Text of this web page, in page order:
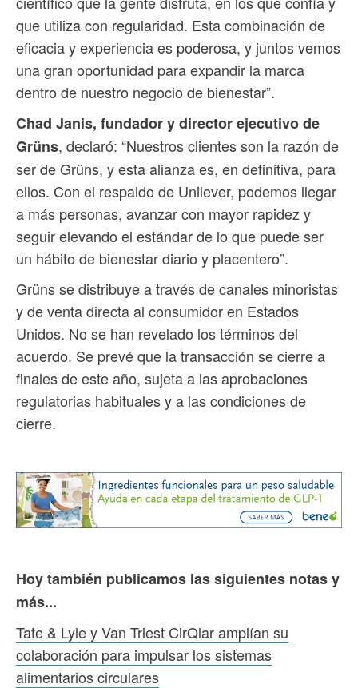
que utiliza con regularidad. Esta combinación de
eficacia y experiencia es poderosa, y juntos vemos
una gran oportunidad para expandir la marca
dentro de nuestro negocio de bienestar”.
Chad Janis, fundador y director ejecutivo de
Grüns, declaró: “Nuestros clientes son la razón de
ser de Grüns, y esta alianza es, en definitiva, para
ellos. Con el respaldo de Unilever, podemos llegar
a más personas, avanzar con mayor rapidez y
seguir elevando el estándar de lo que puede ser
un hábito de bienestar diario y placentero”.
Grüns se distribuye a través de canales minoristas
y de venta directa al consumidor en Estados
Unidos. No se han revelado los términos del
acuerdo. Se prevé que la transacción se cierre a
finales de este año, sujeta a las aprobaciones
regulatorias habituales y a las condiciones de
cierre.
Hoy también publicamos las siguientes notas y
más...
Tate & Lyle y Van Triest CirQlar amplían su
colaboración para impulsar los sistemas
alimentarios circulares